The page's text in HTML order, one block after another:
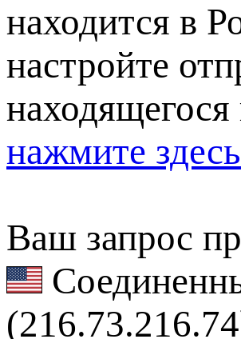
находится в
настройте
нажмите
Ваш запрос